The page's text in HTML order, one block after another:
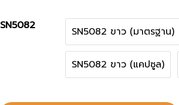
SN5082 SN5082 ขาว (มาตรฐาน)
SN5082 ขาว (แคปซูล)